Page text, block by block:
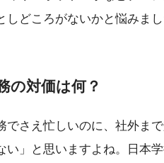
しどころがないかと悩みまし
の対価は何？
でさえ忙しいのに、社外ま
い」と思いますよね。日本